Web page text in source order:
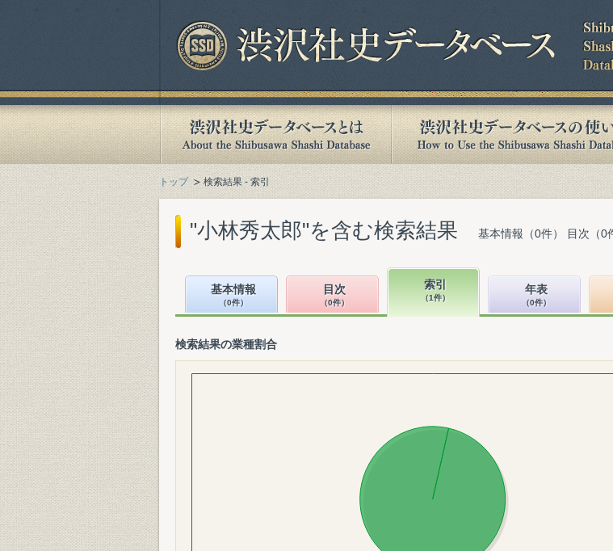
トップ 検索結果 - 索引
"小林秀太郎"を含む検索結果 基本情報（0件） 目次（0
基本情報
（0件）
目次
（0件）
索引
（1件）
年表
（0件）
検索結果の業種割合